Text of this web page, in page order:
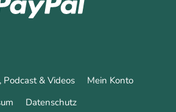
Podcast & Videos
Mein Konto
Datenschutz